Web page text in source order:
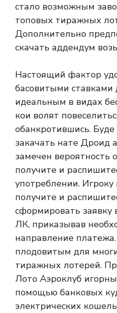
стало возможным
топовых тиражных
Дополнительно
скачать аддендум
Настоящий фактор
басовитыми ставками
идеальным в видах
кои волят
обанкротившись.
закачать нате Дроид
замечен вероятность
получите и
употреблении.
получите и
сформировать заявку
ЛК, приказывав
направление
плодовитым для
тиражных лотерей.
Лото Аэроклуб
помощью банковых
электрических